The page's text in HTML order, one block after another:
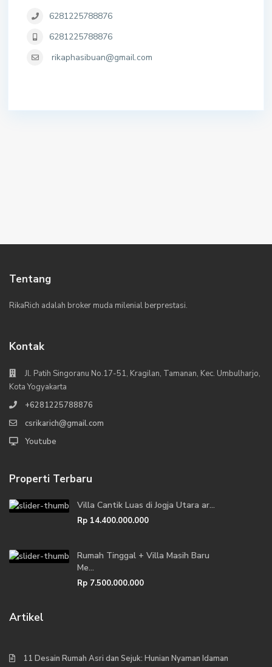
6281225788876
6281225788876
rikaphasibuan@gmail.com
Tentang
RikaRich adalah broker muda milenial berprestasi.
Kontak
Jl. Patih Singoranu No.17-51, Kragilan, Tamanan, Kec. Umbulharjo,
Kota Yogyakarta
+6281225788876
csrikarich@gmail.com
Youtube
Properti Terbaru
Villa Cantik Luas di Jogja Utara ar...
Rp 14.400.000.000
Rumah Tinggal + Villa Masih Baru
Me...
Rp 7.500.000.000
Artikel
11 Desain Rumah Asri dan Sejuk: Hunian Nyaman Idaman